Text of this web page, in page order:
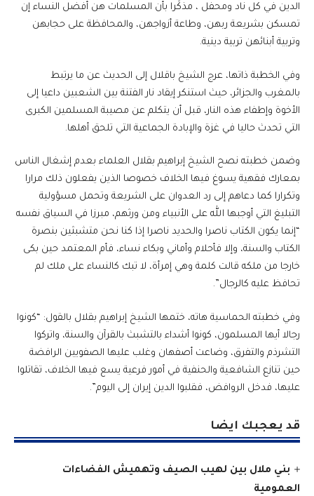
الدين في كل ناد ومحفل ، مذكِّرا بأن المسلمات هن أفضل النساء إن
تمسكن بشريعة ربهن، وطاعة أزواجهن، والمحافظة على حجابهن
وتربية أبنائهن تربية دينية.
وفي الخطبة ذاتها، عرج الشيخ باقلال إلى الحديث عن ما يرتبط
بالمغرب والجزائر، حيث استنكر إيقاد نار الفتنة بين الشعبين داعيا إلى
الأخوة وإطفاء هذه النار، قبل أن يتكلم عن مصيبة المسلمين الكبرى
التي تحدث حاليا في غزة والإبادة الجماعية التي تلحق أهلها.
وضمن خطبته نصح الشيخ إبراهيم بقلال العلماء بعدم إشغال الناس
بمعارك فقهية يسوغ فيها الخلاف خصوصا الذين يفعلون ذلك مرارا
وتكرارا كما دعاهم إلى رد العدوان على الشريعة وتحمل مسؤولية
التبليغ التي أوجبها الله على الأنبياء ومن ورثهم، مبرزا في السياق نفسه
“إنما يكون الكتاب ناصرا والحديد ناصرا إذا كنا نحن متشبثين بنصرة
الكتاب والسنة، وإلا فأحلام وأماني وبكاء نساء، فأم المعتمد حين بكى
خارجا من ملكه قالت كلمة وهي إمرأة، لا تبك كالنساء على ملك لم
تحافظ عليه كالرجال”.
وفي خطبته الحماسية هاته، ختمها الشيخ إبراهيم بقلال بالقول: “كونوا
رجالا أيها المسلمون، كونوا أشداء بالتشبث بالقرآن والسنة، واتركوا
التشرذم والتفرق، وضاعت أصفهان وغلب عليها الصفويين الرافضة
حين تنازع الشافعية والحنفية في أمور فرعية يسع فيها الخلاف، تقاتلوا
عليها، فدخل الروافض، فقلبوا الدين إيران إلى اليوم”.
قد يعجبك ايضا
بني ملال بين لهيب الصيف وتهميش الفضاءات
العمومية